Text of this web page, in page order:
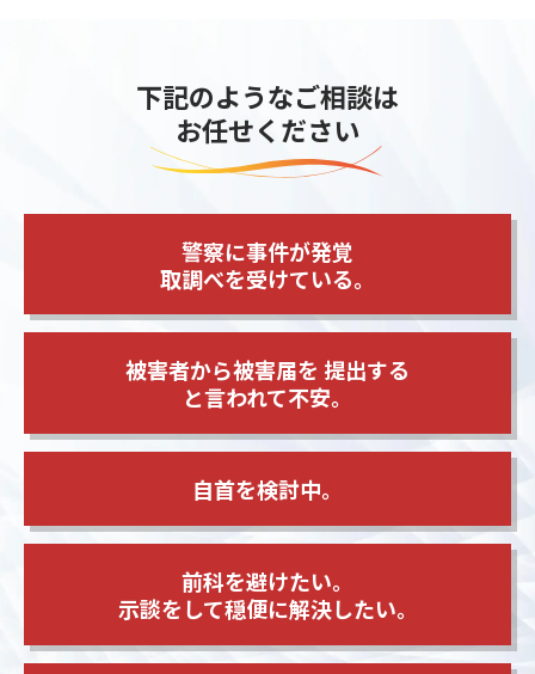
下記のようなご相談は
お任せください
警察に事件が発覚
取調べを受けている。
被害者から被害届を 提出する
と言われて不安。
自首を検討中。
前科を避けたい。
示談をして穏便に解決したい。